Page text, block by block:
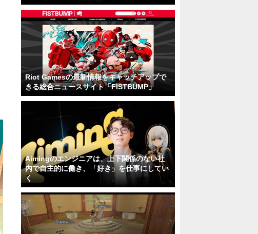
Riot Gamesの最新情報をキャッチアップで
きる総合ニュースサイト「FISTBUMP」
Aimingのエンジニアは、上下関係のない社
内で自主的に働き、「好き」を仕事にしてい
く